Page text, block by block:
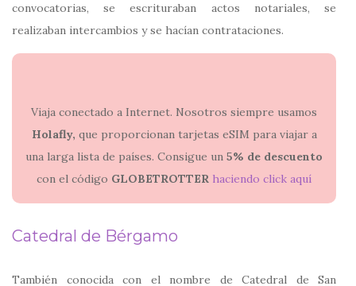
convocatorias, se escrituraban actos notariales, se
realizaban intercambios y se hacían contrataciones.
Viaja conectado a Internet. Nosotros siempre usamos
Holafly, que proporcionan tarjetas eSIM para viajar a
una larga lista de países. Consigue un 5% de descuento
con el código GLOBETROTTER haciendo click aquí
Catedral de Bérgamo
También conocida con el nombre de Catedral de San